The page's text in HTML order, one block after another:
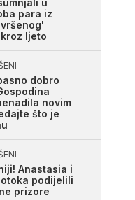
u
para iz
ljeto
dobro
novim
što je
Anastasia i
podijelili
prizore